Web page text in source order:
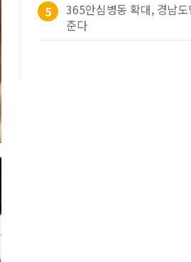
5
365안심병동 확대, 경남
준다